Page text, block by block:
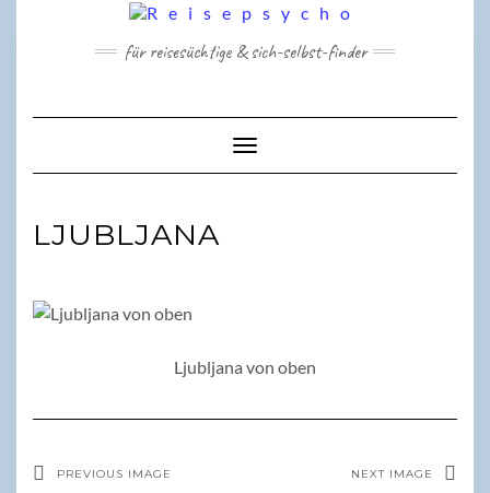
für reisesüchtige & sich-selbst-finder
Toggle Navigation
LJUBLJANA
Ljubljana von oben
PREVIOUS IMAGE NEXT IMAGE